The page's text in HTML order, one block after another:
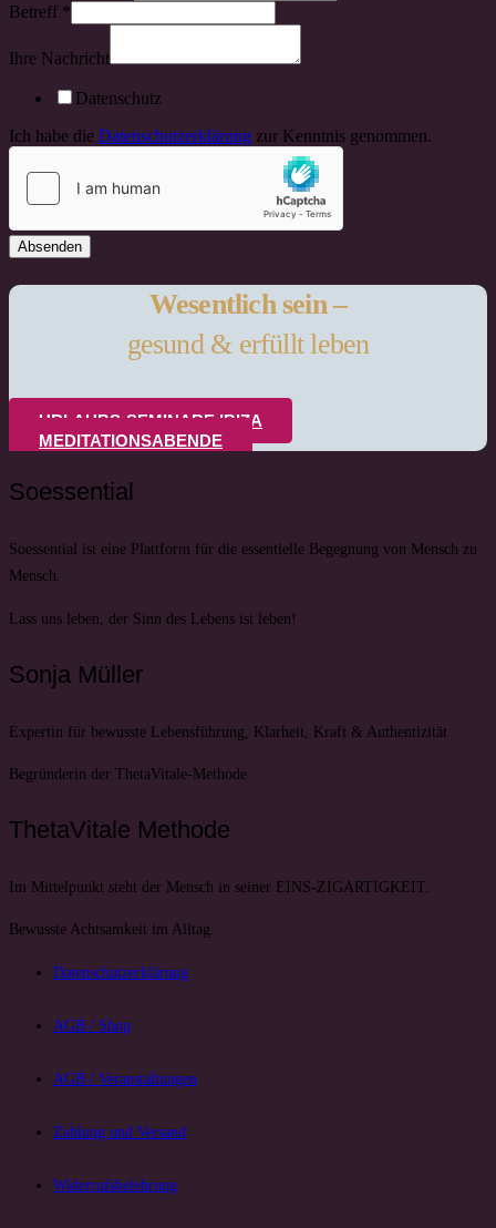
Betreff *
Ihre Nachricht
Datenschutz
Ich habe die Datenschutzerklärung zur Kenntnis genommen.
Absenden
Wesentlich sein –
gesund & erfüllt leben
URLAUBS-SEMINARE IBIZA
MEDITATIONSABENDE
Soessential
Soessential ist eine Plattform für die essentielle Begegnung von Mensch zu
Mensch.
Lass uns leben, der Sinn des Lebens ist leben!
Sonja Müller
Expertin für bewusste Lebensführung, Klarheit, Kraft & Authentizität
Begründerin der ThetaVitale-Methode
ThetaVitale Methode
Im Mittelpunkt steht der Mensch in seiner EINS-ZIGARTIGKEIT.
Bewusste Achtsamkeit im Alltag.
Datenschutzerklärung
AGB / Shop
AGB / Veranstaltungen
Zahlung und Versand
Widerrufsbelehrung